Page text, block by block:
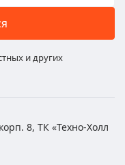
и других
8, ТК «Техно-Холл